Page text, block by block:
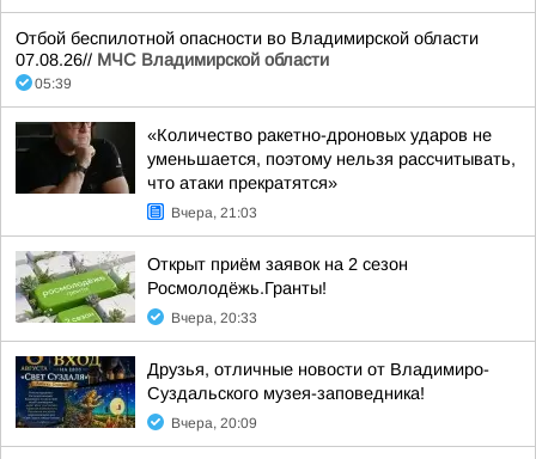
Отбой беспилотной опасности во Владимирской области
07.08.26// МЧС Владимирской области
05:39
«Количество ракетно-дроновых ударов не
уменьшается, поэтому нельзя рассчитывать,
что атаки прекратятся»
Вчера, 21:03
Открыт приём заявок на 2 сезон
Росмолодёжь.Гранты!
Вчера, 20:33
Друзья, отличные новости от Владимиро-
Суздальского музея-заповедника!
Вчера, 20:09